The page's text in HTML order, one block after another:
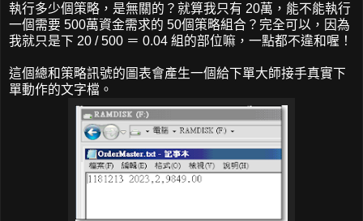
執行多少個策略，是無關的？就算我只有 20萬，能不能執行
一個需要 500萬資金需求的 50個策略組合？完全可以，因為
我就只是下 20 / 500 ＝ 0.04 組的部位嘛，一點都不違和喔！
這個總和策略訊號的圖表會產生一個給下單大師接手真實下
單動作的文字檔。